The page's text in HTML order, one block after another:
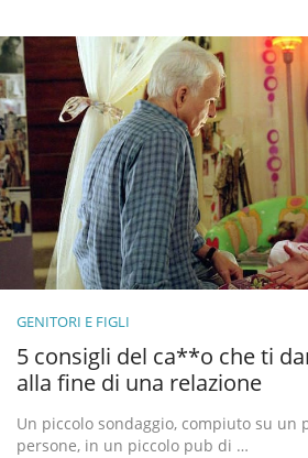
GENITORI E FIGLI
5 consigli del ca**o che ti
alla fine di una relazione
Un piccolo sondaggio, compiuto su un
persone, in un piccolo pub di …